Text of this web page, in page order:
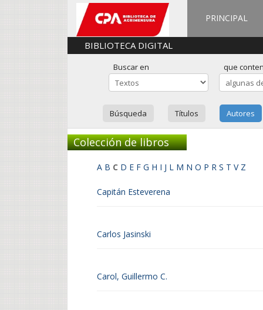
PRINCIPAL
BIBLIOTECA DIGITAL
Buscar en que
Búsqueda Títulos Autores
Colección de libros
A B C D E F G H I J L M N O P R S T V Z
Capitán Esteverena
Carlos Jasinski
Carol, Guillermo C.